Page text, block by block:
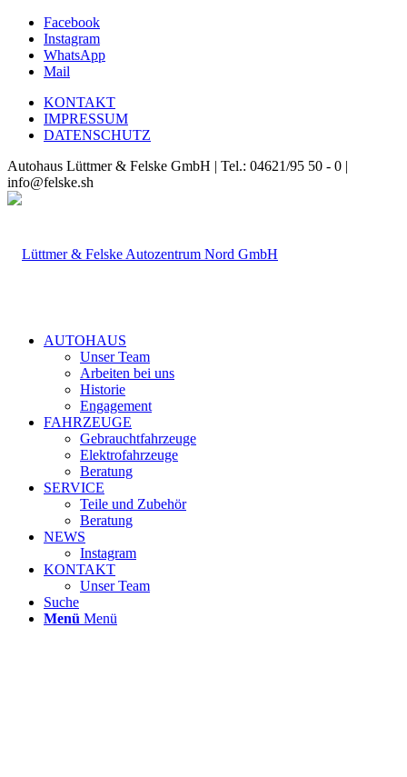
Facebook
Instagram
WhatsApp
Mail
KONTAKT
IMPRESSUM
DATENSCHUTZ
Autohaus Lüttmer & Felske GmbH | Tel.: 04621/95 50 - 0 |
info@felske.sh
AUTOHAUS
Unser Team
Arbeiten bei uns
Historie
Engagement
FAHRZEUGE
Gebrauchtfahrzeuge
Elektrofahrzeuge
Beratung
SERVICE
Teile und Zubehör
Beratung
NEWS
Instagram
KONTAKT
Unser Team
Suche
Menü Menü